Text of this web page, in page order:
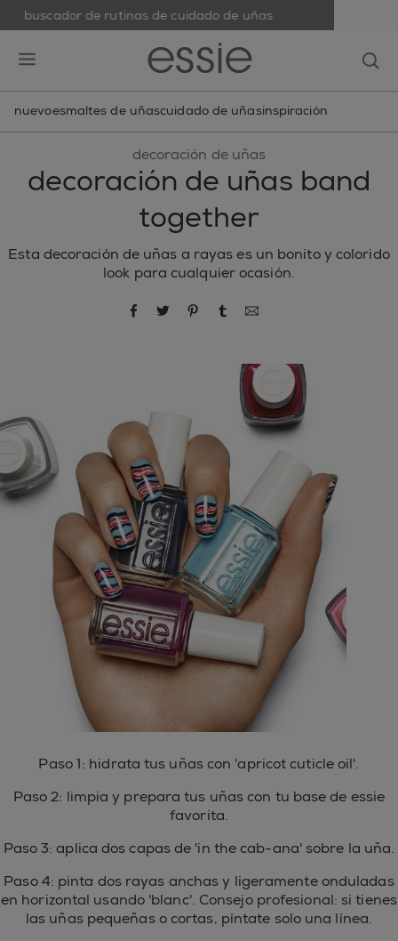
buscador de rutinas de cuidado de uñas
nuevoesmaltes de uñascuidado de uñasinspiración
decoración de uñas
decoración de uñas band
together
Esta decoración de uñas a rayas es un bonito y colorido
look para cualquier ocasión.
compartir por Facebook
compartir por Twitter
compartir por Pinterest
compartir por Tumblr
compartir por
Paso 1: hidrata tus uñas con 'apricot cuticle oil'.
Paso 2: limpia y prepara tus uñas con tu base de essie
favorita.
Paso 3: aplica dos capas de 'in the cab-ana' sobre la uña.
Paso 4: pinta dos rayas anchas y ligeramente onduladas
en horizontal usando 'blanc'. Consejo profesional: si tienes
las uñas pequeñas o cortas, píntate solo una línea.